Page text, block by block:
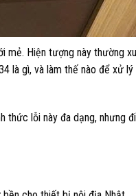
mẻ. Hiện tượng này thường
là gì, và làm thế nào để xử lý
thức lỗi này đa dạng, nhưng